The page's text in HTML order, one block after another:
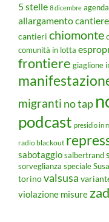
5 stelle 8 dicembre agenda
allargamento cantiere
cantieri chiomonte
comunità in lotta
frontiere giaglione
migranti no tap
podcast presidio in
radio blackout
sabotaggiosalbertrand
sorveglianza speciale Susa
torinovalsusa
violazione misure zad